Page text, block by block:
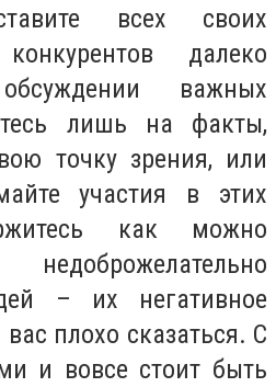
всех своих
далеко
важных
лишь на факты,
точку зрения, или
участия в этих
как можно
– их негативное
плохо сказаться. С
и вовсе стоит быть